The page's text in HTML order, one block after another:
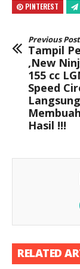
PINTEREST
Previous Post
Tampil
,New
155 cc
Speed
Langsung
Hasil !!!
RELATED